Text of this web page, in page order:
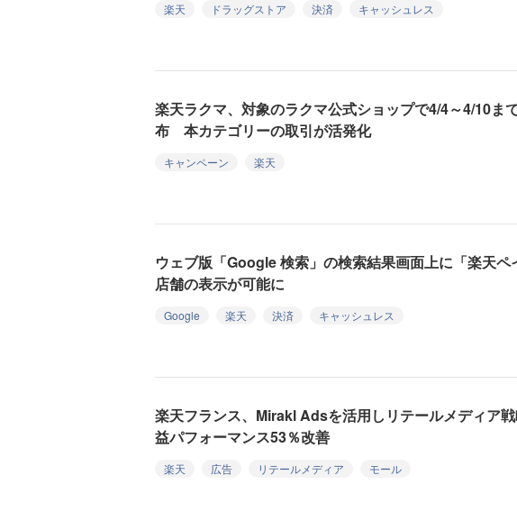
楽天 ドラッグストア 決済
キャッシュレス
楽天ラクマ、対象のラクマ公式ショップで4/4～4/10ま
布 本カテゴリーの取引が活発化
キャンペーン
楽天
ウェブ版「Google 検索」の検索結果画面上に「楽天ペ
店舗の表示が可能に
Google 楽天 決済
キャッシュレス
楽天フランス、Mirakl Adsを活用しリテールメディア
益パフォーマンス53％改善
楽天 広告 リテールメディア
モール